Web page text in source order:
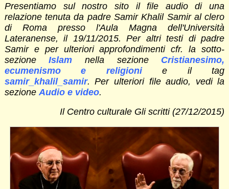
Presentiamo sul nostro sito il file audio di una
relazione tenuta da padre Samir Khalil Samir al clero
di Roma presso l'Aula Magna dell'Università
Lateranense, il 19/11/2015. Per altri testi di padre
Samir e per ulteriori approfondimenti cfr. la sotto-
sezioneIslam nella sezione Cristianesimo,
ecumenismo e religionie il tag
samir_khalil_samir. Per ulteriori file audio, vedi la
sezione Audio e video.
Il Centro culturale Gli scritti (27/12/2015)